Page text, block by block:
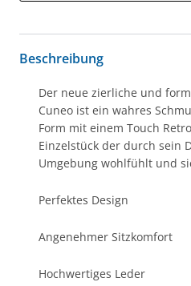
Beschreibung
Der neue zierliche und
Cuneo ist ein wahres
Form mit einem Touch
Einzelstück der durch sein
Umgebung wohlfühlt und
Perfektes Design
Angenehmer Sitzkomfort
Hochwertiges Leder